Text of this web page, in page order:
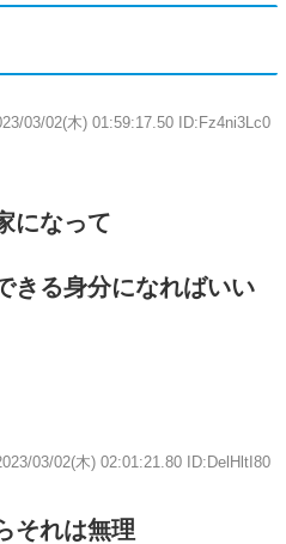
03/02(木) 01:59:17.50 ID:Fz4ni3Lc0
になって
きる身分になればいい
03/02(木) 02:01:21.80 ID:DelHltI80
それは無理